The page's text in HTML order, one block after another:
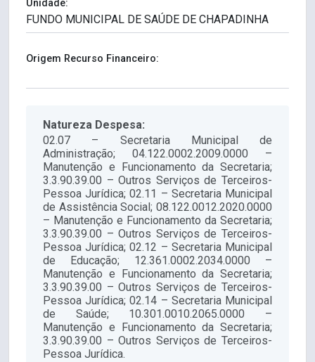
Unidade:
Origem Recurso Financeiro:
Natureza Despesa:
02.07 – Secretaria Municipal de
Administração; 04.122.0002.2009.0000 –
Manutenção e Funcionamento da Secretaria;
3.3.90.39.00 – Outros Serviços de Terceiros-
Pessoa Jurídica; 02.11 – Secretaria Municipal
de Assistência Social; 08.122.0012.2020.0000
– Manutenção e Funcionamento da Secretaria;
3.3.90.39.00 – Outros Serviços de Terceiros-
Pessoa Jurídica; 02.12 – Secretaria Municipal
de Educação; 12.361.0002.2034.0000 –
Manutenção e Funcionamento da Secretaria;
3.3.90.39.00 – Outros Serviços de Terceiros-
Pessoa Jurídica; 02.14 – Secretaria Municipal
de Saúde; 10.301.0010.2065.0000 –
Manutenção e Funcionamento da Secretaria;
3.3.90.39.00 – Outros Serviços de Terceiros-
Pessoa Jurídica.